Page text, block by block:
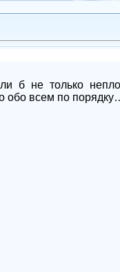
б не только
обо всем по